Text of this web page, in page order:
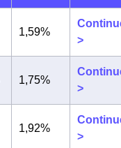
1,59%
>
1,75%
>
1,92%
>